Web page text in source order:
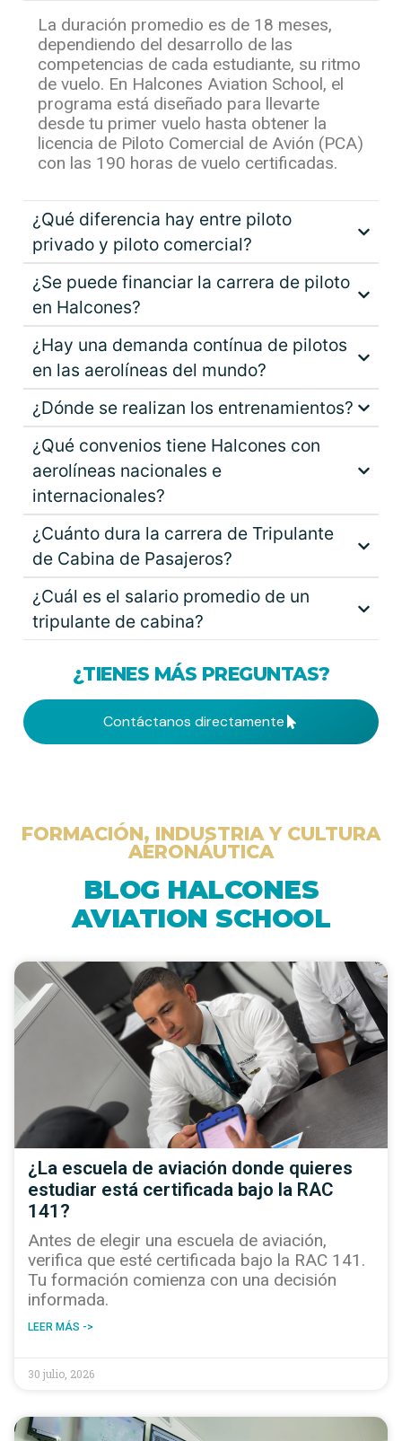
La duración promedio es de 18 meses,
dependiendo del desarrollo de las
competencias de cada estudiante, su ritmo
de vuelo. En Halcones Aviation School, el
programa está diseñado para llevarte
desde tu primer vuelo hasta obtener la
licencia de Piloto Comercial de Avión (PCA)
con las 190 horas de vuelo certificadas.
¿Qué diferencia hay entre piloto
privado y piloto comercial?
¿Se puede financiar la carrera de piloto
en Halcones?
¿Hay una demanda contínua de pilotos
en las aerolíneas del mundo?
¿Dónde se realizan los entrenamientos?
¿Qué convenios tiene Halcones con
aerolíneas nacionales e
internacionales?
¿Cuánto dura la carrera de Tripulante
de Cabina de Pasajeros?
¿Cuál es el salario promedio de un
tripulante de cabina?
¿TIENES MÁS PREGUNTAS?
Contáctanos directamente
FORMACIÓN, INDUSTRIA Y CULTURA
AERONÁUTICA
BLOG HALCONES
AVIATION SCHOOL
¿La escuela de aviación donde quieres
estudiar está certificada bajo la RAC
141?
Antes de elegir una escuela de aviación,
verifica que esté certificada bajo la RAC 141.
Tu formación comienza con una decisión
informada.
LEER MÁS ->
30 julio, 2026